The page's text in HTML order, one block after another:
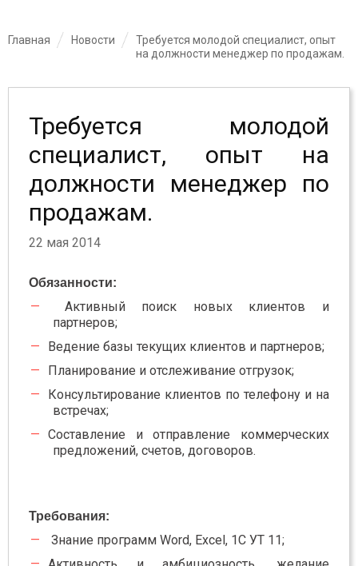
Главная Новости
Требуется молодой специалист, опыт
на должности менеджер по продажам.
Требуется молодой
специалист, опыт на
должности менеджер по
продажам.
22 мая 2014
Обязанности:
Активный поиск новых клиентов и
партнеров;
Ведение базы текущих клиентов и партнеров;
Планирование и отслеживание отгрузок;
Консультирование клиентов по телефону и на
встречах;
Составление и отправление коммерческих
предложений, счетов, договоров.
Требования:
Знание программ Word, Exсel, 1C УТ 11;